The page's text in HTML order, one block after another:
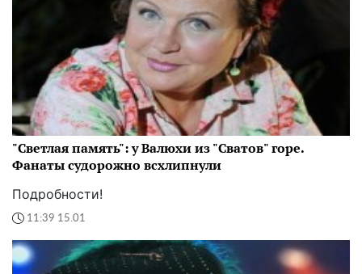
"Светлая память": у Валюхи из "Сватов" горе.
Фанаты судорожно всхлипнули
Подробности!
11:39 15.01